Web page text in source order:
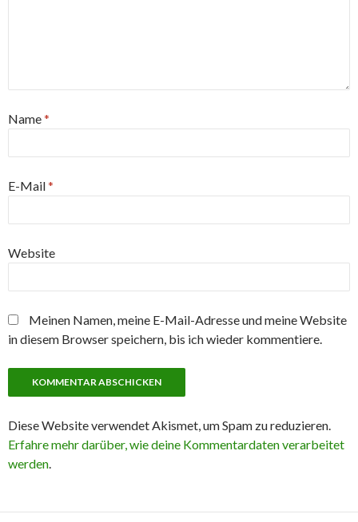
Name*
E-Mail*
Website
Meinen Namen, meine E-Mail-Adresse und meine Website
in diesem Browser speichern, bis ich wieder kommentiere.
Diese Website verwendet Akismet, um Spam zu reduzieren.
Erfahre mehr darüber, wie deine Kommentardaten verarbeitet
werden.